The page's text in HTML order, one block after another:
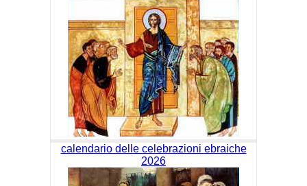
calendario delle celebrazioni ebraiche
2026